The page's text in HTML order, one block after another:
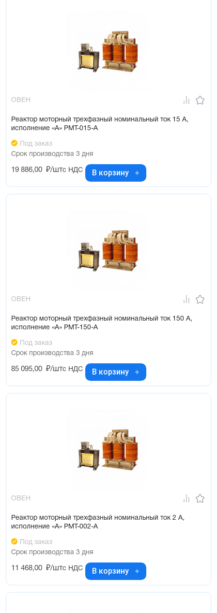
ОВЕН
Реактор моторный трехфазный номинальный ток 15 А,
исполнение «А» РМТ-015-А
Под заказ
Срок производства 3 дня
19 886,00 ₽/штс НДС В корзину
ОВЕН
Реактор моторный трехфазный номинальный ток 150 А,
исполнение «А» РМТ-150-А
Под заказ
Срок производства 3 дня
85 095,00 ₽/штс НДС В корзину
ОВЕН
Реактор моторный трехфазный номинальный ток 2 А,
исполнение «А» РМТ-002-А
Под заказ
Срок производства 3 дня
11 468,00 ₽/штс НДС В корзину